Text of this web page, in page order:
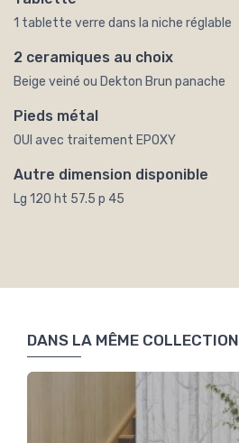
1 tablette verre dans la niche réglable
2 ceramiques au choix
Beige veiné ou Dekton Brun panache
Pieds métal
OUI avec traitement EPOXY
Autre dimension disponible
Lg 120 ht 57.5 p 45
DANS LA MÊME COLLECTION